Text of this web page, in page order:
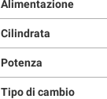
Alimentazione
Cilindrata
Potenza
Tipo di cambio